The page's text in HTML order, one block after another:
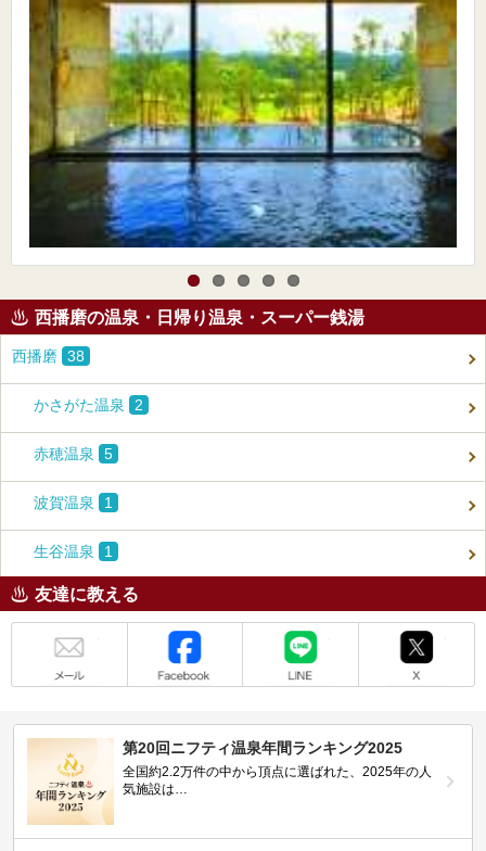
西播磨の温泉・日帰り温泉・スーパー銭湯
西播磨 38
かさがた温泉 2
赤穂温泉 5
波賀温泉 1
生谷温泉 1
友達に教える
第20回ニフティ温泉年間ランキング2025
全国約2.2万件の中から頂点に選ばれた、2025年の人
気施設は…